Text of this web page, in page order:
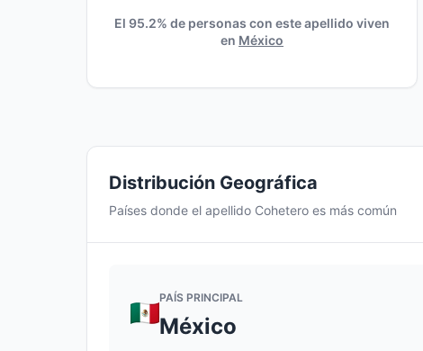
El 95.2% de personas con este apellido viven
en México
Distribución Geográfica
Países donde el apellido Cohetero es más común
PAÍS PRINCIPAL
México